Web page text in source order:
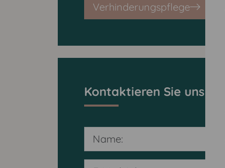
Verhinderungspflege
Kontaktieren Sie uns